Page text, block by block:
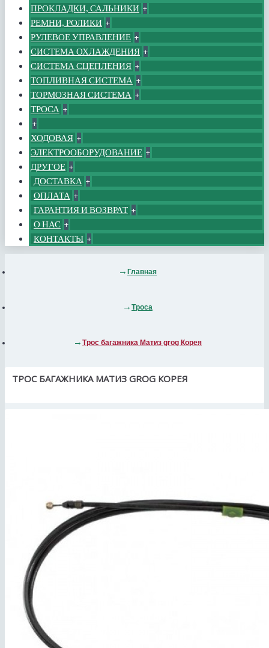
ПРОКЛАДКИ, САЛЬНИКИ +
РЕМНИ, РОЛИКИ +
РУЛЕВОЕ УПРАВЛЕНИЕ +
СИСТЕМА ОХЛАЖДЕНИЯ +
СИСТЕМА СЦЕПЛЕНИЯ +
ТОПЛИВНАЯ СИСТЕМА +
ТОРМОЗНАЯ СИСТЕМА +
ТРОСА +
+
ХОДОВАЯ +
ЭЛЕКТРООБОРУДОВАНИЕ +
ДРУГОЕ +
ДОСТАВКА +
ОПЛАТА +
ГАРАНТИЯ И ВОЗВРАТ +
О НАС +
КОНТАКТЫ +
Главная
Троса
Трос багажника Матиз grog Корея
ТРОС БАГАЖНИКА МАТИЗ GROG КОРЕЯ